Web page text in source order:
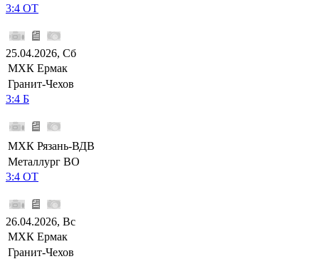
3:4 ОТ
25.04.2026, Сб
МХК Ермак
Гранит-Чехов
3:4 Б
МХК Рязань-ВДВ
Металлург ВО
3:4 ОТ
26.04.2026, Вс
МХК Ермак
Гранит-Чехов